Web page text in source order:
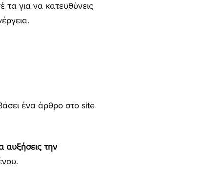
τα για να κατευθύνεις
ένα άρθρο στο site
αυξήσεις την